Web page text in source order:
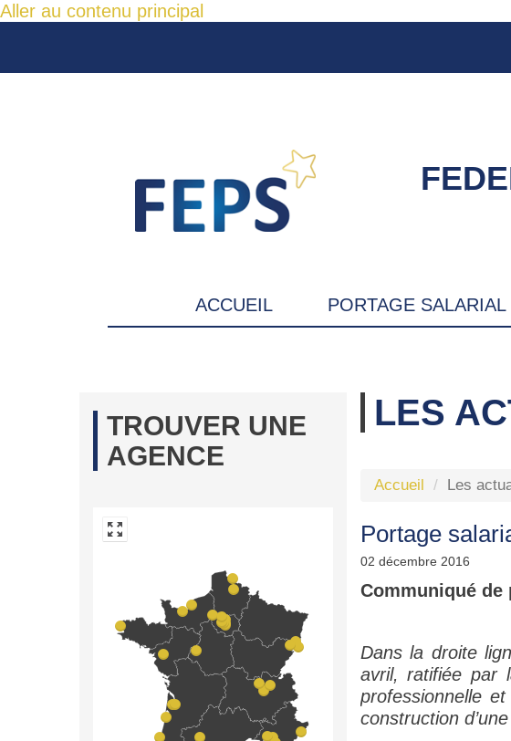
Aller au contenu principal
ACCUEIL PORTAGE SALARIAL
LES
Accueil Les
Portage
02 décembre 2016
Communiqué de
Dans la droite
avril, ratifiée par
professionnelle
construction
TROUVER UNE
AGENCE